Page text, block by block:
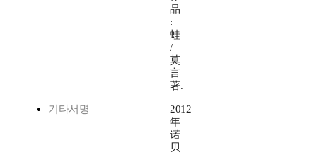
品
:
蛙
/
莫
言
著.
기타서명
2012
年
诺
贝